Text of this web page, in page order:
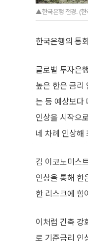
▲한국은행 전경. (한
한국은행의 통
글로벌 투자은
높은 한은 금리
는 등 예상보다
인상을 시작
네 차례 인상해
김 이코노미스
인상을 통해 한
한 리스크에 힘
이처럼 긴축 강
로 기준금리 인